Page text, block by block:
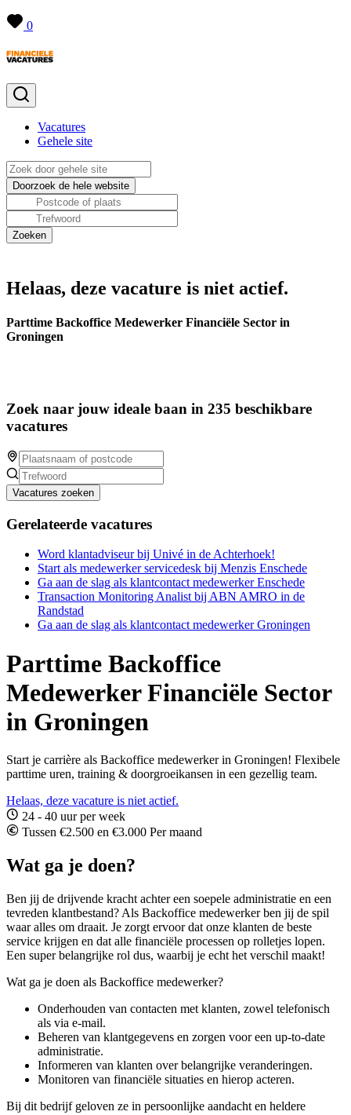
0
Vacatures
Gehele site
Helaas, deze vacature is niet actief.
Parttime Backoffice Medewerker Financiële Sector in
Groningen
Zoek naar jouw ideale baan in 235 beschikbare
vacatures
Vacatures zoeken
Gerelateerde vacatures
Word klantadviseur bij Univé in de Achterhoek!
Start als medewerker servicedesk bij Menzis Enschede
Ga aan de slag als klantcontact medewerker Enschede
Transaction Monitoring Analist bij ABN AMRO in de
Randstad
Ga aan de slag als klantcontact medewerker Groningen
Parttime Backoffice
Medewerker Financiële Sector
in Groningen
Start je carrière als Backoffice medewerker in Groningen! Flexibele
parttime uren, training & doorgroeikansen in een gezellig team.
Helaas, deze vacature is niet actief.
24 - 40 uur per week
Tussen €2.500 en €3.000 Per maand
Wat ga je doen?
Ben jij de drijvende kracht achter een soepele administratie en een
tevreden klantbestand? Als Backoffice medewerker ben jij de spil
waar alles om draait. Je zorgt ervoor dat onze klanten de beste
service krijgen en dat alle financiële processen op rolletjes lopen.
Een super belangrijke rol dus, waarbij je echt het verschil maakt!
Wat ga je doen als Backoffice medewerker?
Onderhouden van contacten met klanten, zowel telefonisch
als via e-mail.
Beheren van klantgegevens en zorgen voor een up-to-date
administratie.
Informeren van klanten over belangrijke veranderingen.
Monitoren van financiële situaties en hierop acteren.
Bij dit bedrijf geloven ze in persoonlijke aandacht en heldere